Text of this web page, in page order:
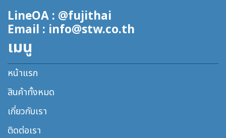
LineOA : @fujithai
Email : info@stw.co.th
เมนู
หน้าแรก
สินค้าทั้งหมด
เกี่ยวกับเรา
ติดต่อเรา